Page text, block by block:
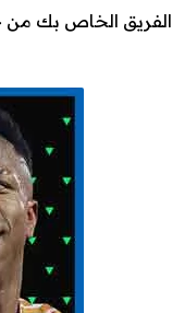
الفريق الخاص بك من